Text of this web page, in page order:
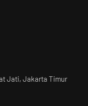
Jati, Jakarta Timur